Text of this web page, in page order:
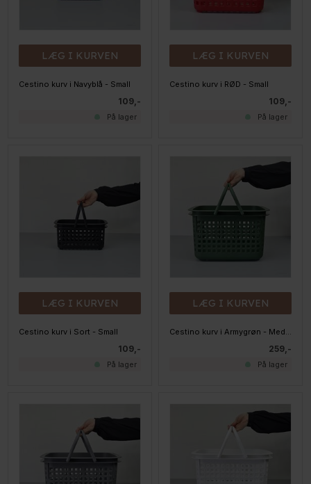
LÆG I KURVEN
Cestino kurv i Navyblå - Small
109,-
På lager
LÆG I KURVEN
Cestino kurv i RØD - Small
109,-
På lager
LÆG I KURVEN
Cestino kurv i Sort - Small
109,-
På lager
LÆG I KURVEN
Cestino kurv i Armygrøn - Medium
259,-
På lager